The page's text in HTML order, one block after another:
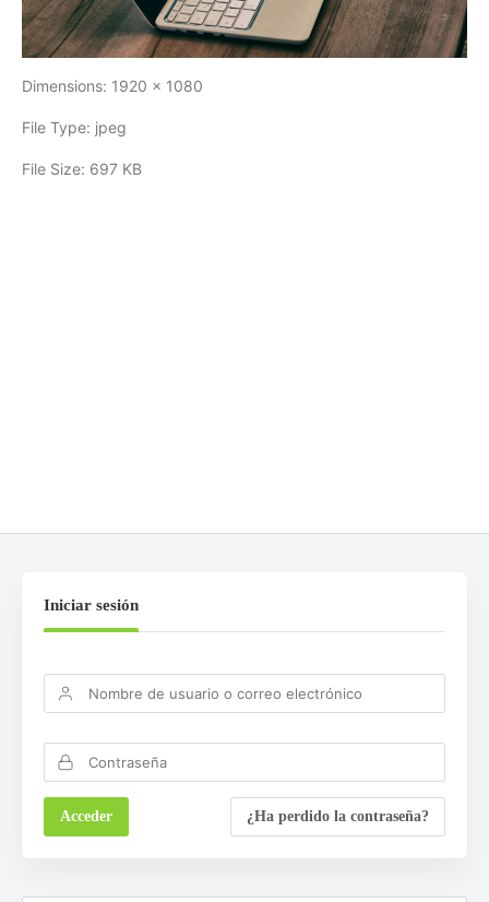
Dimensions: 1920 x 1080
File Type: jpeg
File Size: 697 KB
Iniciar sesión
¿Ha perdido la contraseña?